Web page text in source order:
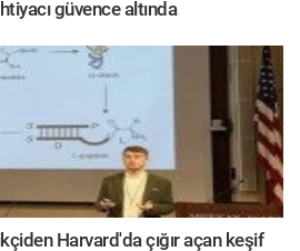
güvence altında
Harvard'da çığır açan keşif